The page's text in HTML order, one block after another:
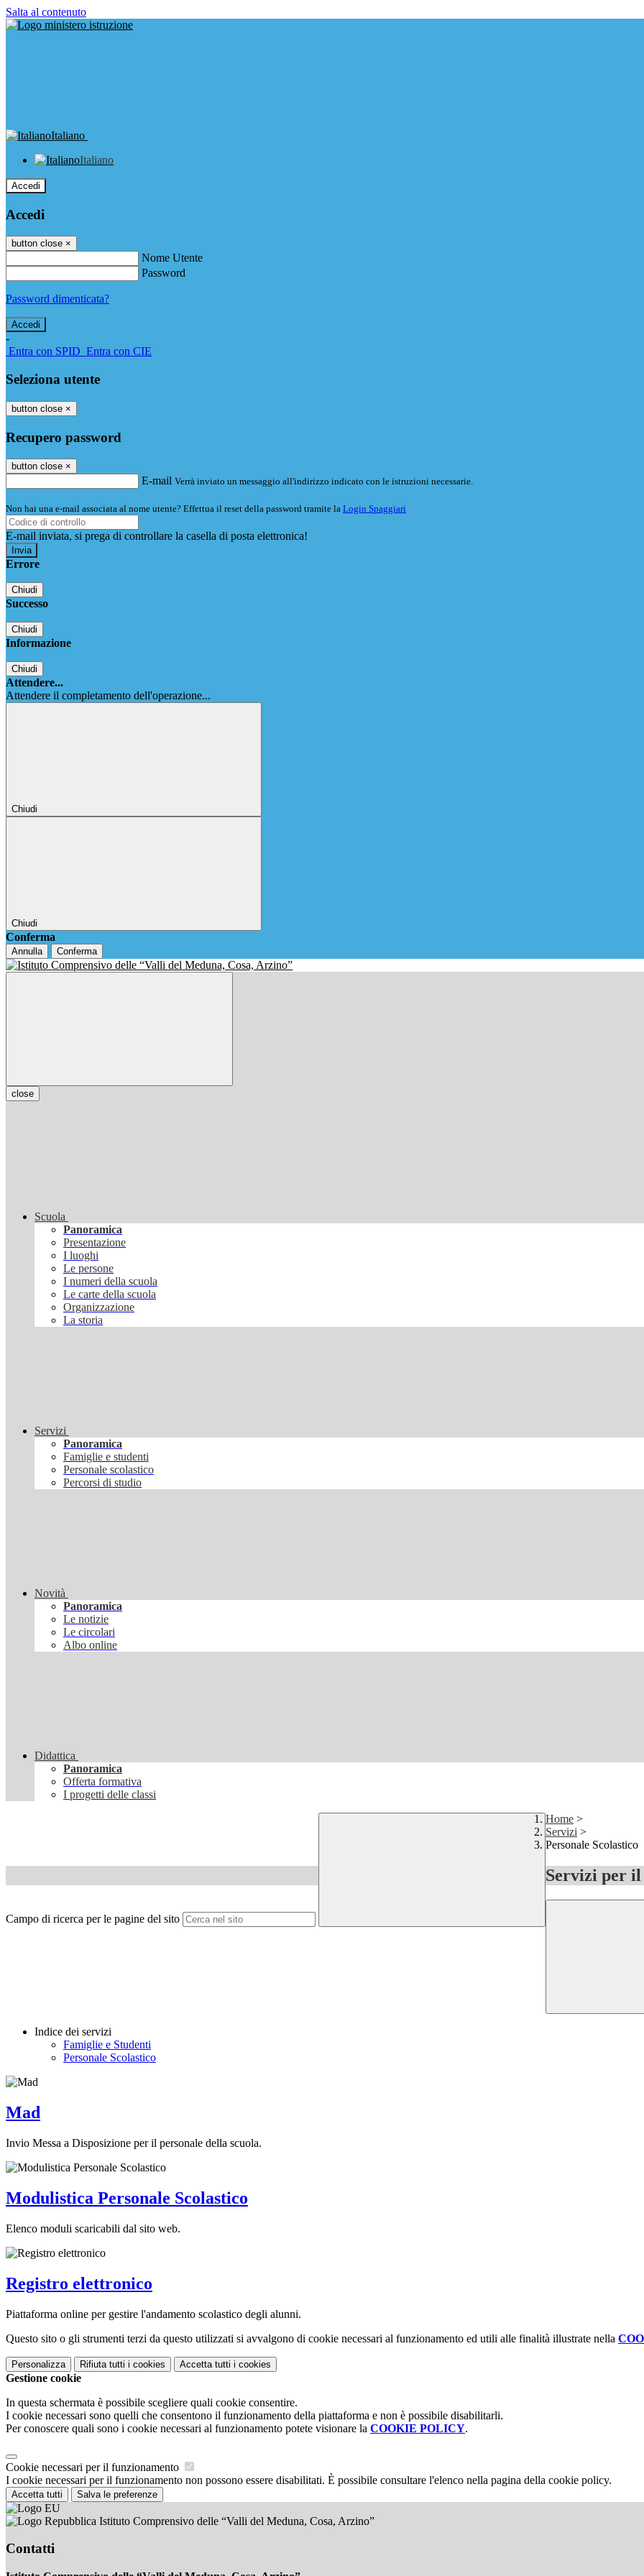
Salta al contenuto
Italiano
Italiano
Accedi
Accedi
button close ×
Nome Utente
Password
Password dimenticata?
-
Entra con SPID Entra con CIE
Seleziona utente
button close ×
Recupero password
button close ×
E-mail Verrà inviato un messaggio all'indirizzo indicato con le istruzioni necessarie.
Non hai una e-mail associata al nome utente? Effettua il reset della password tramite la Login Spaggiari
E-mail inviata, si prega di controllare la casella di posta elettronica!
Errore
Chiudi
Successo
Chiudi
Informazione
Chiudi
Attendere...
Attendere il completamento dell'operazione...
Chiudi
Chiudi
Conferma
Annulla Conferma
close
Scuola
Panoramica
Presentazione
I luoghi
Le persone
I numeri della scuola
Le carte della scuola
Organizzazione
La storia
Servizi
Panoramica
Famiglie e studenti
Personale scolastico
Percorsi di studio
Novità
Panoramica
Le notizie
Le circolari
Albo online
Didattica
Panoramica
Offerta formativa
I progetti delle classi
Campo di ricerca per le pagine del sito
Home >
Servizi >
Personale Scolastico
Servizi per il
Indice dei servizi
Famiglie e Studenti
Personale Scolastico
Mad
Invio Messa a Disposizione per il personale della scuola.
Modulistica Personale Scolastico
Elenco moduli scaricabili dal sito web.
Registro elettronico
Piattaforma online per gestire l'andamento scolastico degli alunni.
Questo sito o gli strumenti terzi da questo utilizzati si avvalgono di cookie necessari al funzionamento ed utili alle finalità illustrate nella
Personalizza Rifiuta tutti i cookies Accetta tutti i cookies
Gestione cookie
In questa schermata è possibile scegliere quali cookie consentire.
I cookie necessari sono quelli che consentono il funzionamento della piattaforma e non è possibile disabilitarli.
Per conoscere quali sono i cookie necessari al funzionamento potete visionare la COOKIE POLICY.
Cookie necessari per il funzionamento
I cookie necessari per il funzionamento non possono essere disabilitati. È possibile consultare l'elenco nella pagina della cookie policy.
Accetta tutti Salva le preferenze
Istituto Comprensivo delle “Valli del Meduna, Cosa, Arzino”
Contatti